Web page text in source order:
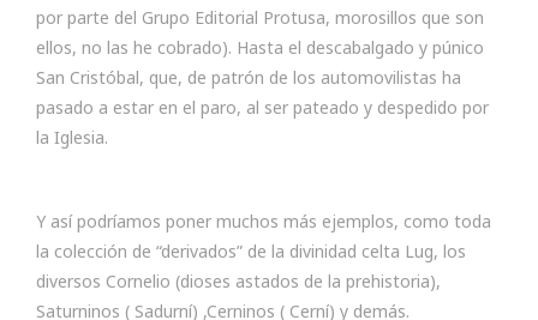
por parte del Grupo Editorial Protusa, morosillos que son
ellos, no las he cobrado). Hasta el descabalgado y púnico
San Cristóbal, que, de patrón de los automovilistas ha
pasado a estar en el paro, al ser pateado y despedido por
la Iglesia.
Y así podríamos poner muchos más ejemplos, como toda
la colección de “derivados” de la divinidad celta Lug, los
diversos Cornelio (dioses astados de la prehistoria),
Saturninos ( Sadurní) ,Cerninos ( Cerní) y demás.